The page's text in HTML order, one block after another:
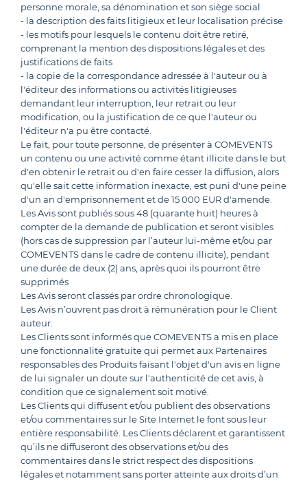
personne morale, sa dénomination et son siège social
- la description des faits litigieux et leur localisation précise
- les motifs pour lesquels le contenu doit être retiré,
comprenant la mention des dispositions légales et des
justifications de faits
- la copie de la correspondance adressée à l'auteur ou à
l'éditeur des informations ou activités litigieuses
demandant leur interruption, leur retrait ou leur
modification, ou la justification de ce que l'auteur ou
l'éditeur n'a pu être contacté.
Le fait, pour toute personne, de présenter à COMEVENTS
un contenu ou une activité comme étant illicite dans le but
d'en obtenir le retrait ou d'en faire cesser la diffusion, alors
qu'elle sait cette information inexacte, est puni d'une peine
d'un an d'emprisonnement et de 15 000 EUR d'amende.
Les Avis sont publiés sous 48 (quarante huit) heures à
compter de la demande de publication et seront visibles
(hors cas de suppression par l’auteur lui-même et/ou par
COMEVENTS dans le cadre de contenu illicite), pendant
une durée de deux (2) ans, après quoi ils pourront être
supprimés
Les Avis seront classés par ordre chronologique.
Les Avis n’ouvrent pas droit à rémunération pour le Client
auteur.
Les Clients sont informés que COMEVENTS a mis en place
une fonctionnalité gratuite qui permet aux Partenaires
responsables des Produits faisant l'objet d'un avis en ligne
de lui signaler un doute sur l'authenticité de cet avis, à
condition que ce signalement soit motivé.
Les Clients qui diffusent et/ou publient des observations
et/ou commentaires sur le Site Internet le font sous leur
entière responsabilité. Les Clients déclarent et garantissent
qu’ils ne diffuseront des observations et/ou des
commentaires dans le strict respect des dispositions
légales et notamment sans porter atteinte aux droits d’un